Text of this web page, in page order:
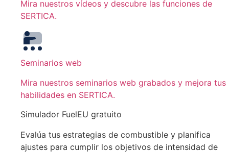
Mira nuestros vídeos y descubre las funciones de
SERTICA.
Seminarios web
Mira nuestros seminarios web grabados y mejora tus
habilidades en SERTICA.
Simulador FuelEU gratuito
Evalúa tus estrategias de combustible y planifica
ajustes para cumplir los objetivos de intensidad de